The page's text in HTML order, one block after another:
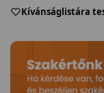
Kívánságlistára